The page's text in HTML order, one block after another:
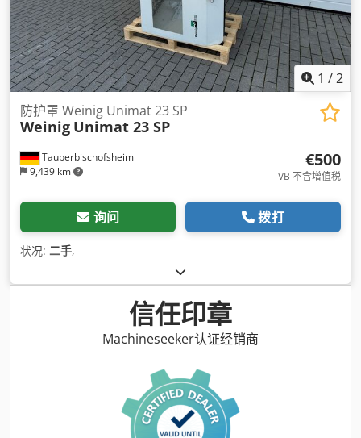
1 /2
Tauberbischofsheim
9,439 km
防护罩 Weinig Unimat 23 SP
Weinig Unimat 23 SP
€500
VB 不含增值税
询问 拨打
状况: 二手,
信任印章
Machineseeker认证经销商